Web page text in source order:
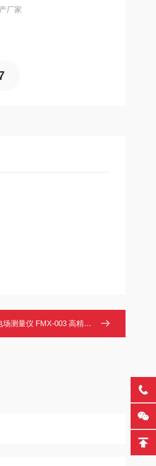
厂家
FMX-003 高精度 便携式 离子平衡检测